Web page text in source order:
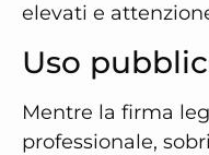
elevati e
Uso
Mentre la firma
professionale,